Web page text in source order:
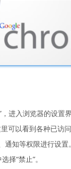
进入浏览器的设置界
可以看到各种已访问
知等权限进行设
择“禁止”。